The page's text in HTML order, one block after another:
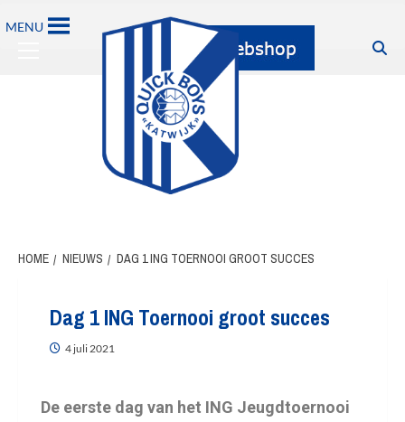
MENU
HOME NIEUWS DAG 1 ING TOERNOOI GROOT SUCCES
Dag 1 ING Toernooi groot succes
4 juli 2021
De eerste dag van het ING Jeugdtoernooi